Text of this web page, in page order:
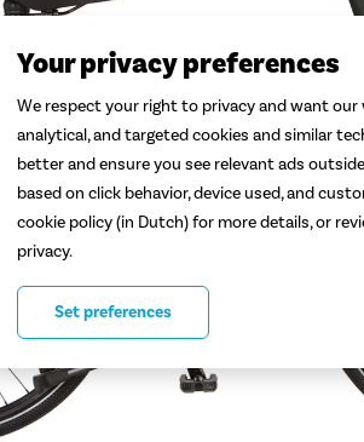
Your privacy preferences
We respect your right to privacy and want
analytical, and targeted cookies and similar
better and ensure you see relevant ads
based on click behavior, device used, and
cookie policy (in Dutch) for more details, or
privacy.
Set preferences